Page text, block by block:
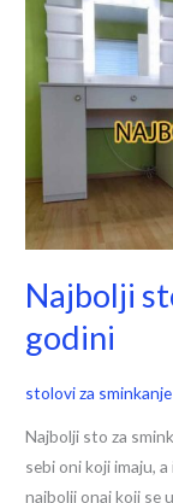
Najbolji
godini
stolovi za
Najbolji sto za
sebi oni koji imaju,
najbolji onaj koji se
sto
sminkanje